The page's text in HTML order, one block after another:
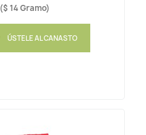
($ 14 Gramo)
ÚSTELE AL CANASTO